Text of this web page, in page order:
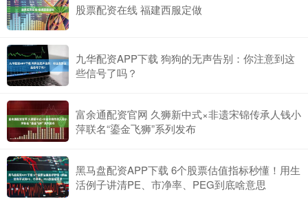
股票配资在线 福建西服定做
九华配资APP下载 狗狗的无声告别：你注意到这
些信号了吗？
富余通配资官网 久狮新中式×非遗宋锦传承人钱小
萍联名“鎏金飞狮”系列发布
黑马盘配资APP下载 6个股票估值指标秒懂！用生
活例子讲清PE、市净率、PEG到底啥意思